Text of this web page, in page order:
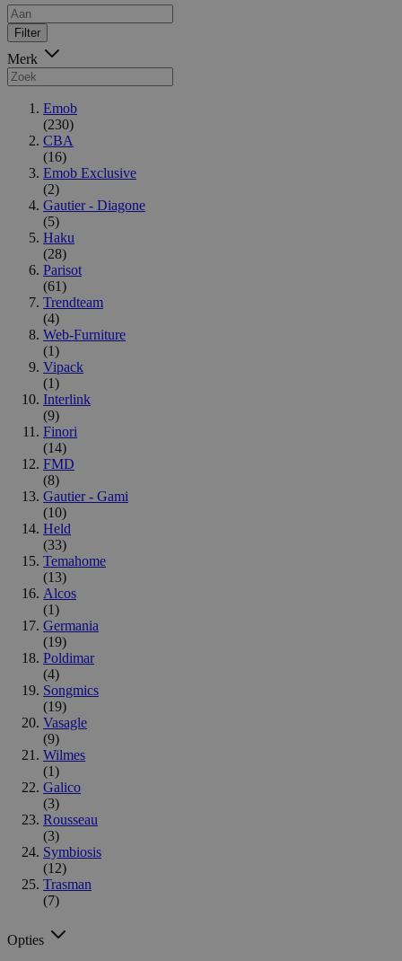
Filter
Merk
Emob
(230)
CBA
(16)
Emob Exclusive
(2)
Gautier - Diagone
(5)
Haku
(28)
Parisot
(61)
Trendteam
(4)
Web-Furniture
(1)
Vipack
(1)
Interlink
(9)
Finori
(14)
FMD
(8)
Gautier - Gami
(10)
Held
(33)
Temahome
(13)
Alcos
(1)
Germania
(19)
Poldimar
(4)
Songmics
(19)
Vasagle
(9)
Wilmes
(1)
Galico
(3)
Rousseau
(3)
Symbiosis
(12)
Trasman
(7)
Opties